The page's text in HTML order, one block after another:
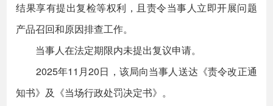
结果享有提出复检等权利，且责令当事人立即开展问题
产品召回和原因排查工作。
当事人在法定期限内未提出复议申请。
2025年11月20日，该局向当事人送达《责令改正通
知书》及《当场行政处罚决定书》。